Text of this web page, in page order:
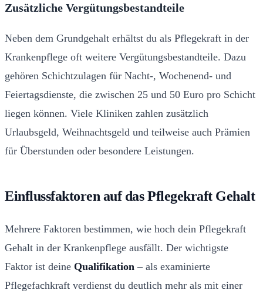
Zusätzliche Vergütungsbestandteile
Neben dem Grundgehalt erhältst du als Pflegekraft in der
Krankenpflege oft weitere Vergütungsbestandteile. Dazu
gehören Schichtzulagen für Nacht-, Wochenend- und
Feiertagsdienste, die zwischen 25 und 50 Euro pro Schicht
liegen können. Viele Kliniken zahlen zusätzlich
Urlaubsgeld, Weihnachtsgeld und teilweise auch Prämien
für Überstunden oder besondere Leistungen.
Einflussfaktoren auf das Pflegekraft Gehalt
Mehrere Faktoren bestimmen, wie hoch dein Pflegekraft
Gehalt in der Krankenpflege ausfällt. Der wichtigste
Faktor ist deine Qualifikation – als examinierte
Pflegefachkraft verdienst du deutlich mehr als mit einer